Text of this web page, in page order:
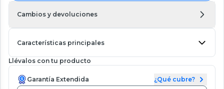
Cambios y devoluciones
Características principales
Llévalos con tu producto
Garantía Extendida ¿Qué cubre?